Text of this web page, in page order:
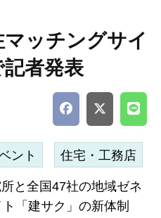
ッチングサイ
記者発表
ント 住宅・工務店
と全国47社の地域ゼネ
「建サク」の新体制